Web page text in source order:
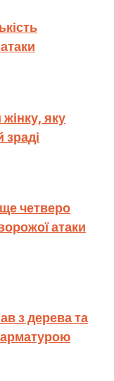
яку
четверо
атаки
з дерева та
арматурою